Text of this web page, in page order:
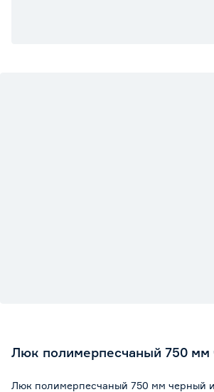
Люк полимерпесчаный 750 мм
Люк полимерпесчаный 750 мм черный